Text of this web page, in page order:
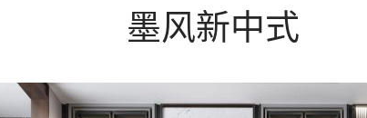
墨风新中式